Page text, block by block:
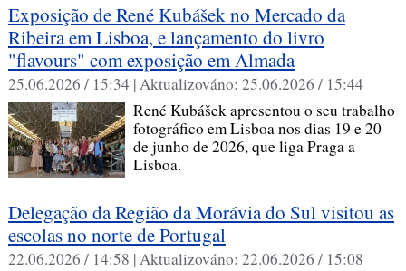
Exposição de René Kubášek no Mercado da
Ribeira em Lisboa, e lançamento do livro
"flavours" com exposição em Almada
25.06.2026 / 15:34 |Aktualizováno: 25.06.2026 / 15:44
René Kubášek apresentou o seu trabalho
fotográfico em Lisboa nos dias 19 e 20
de junho de 2026, que liga Praga a
Lisboa.
Delegação da Região da Morávia do Sul visitou as
escolas no norte de Portugal
22.06.2026 / 14:58 |Aktualizováno: 22.06.2026 / 15:08